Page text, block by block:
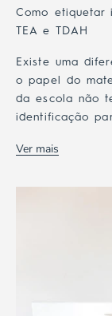
Como etiquetar
TEA e TDAH
Existe uma
o papel do
da escola não
identificação
Ver mais